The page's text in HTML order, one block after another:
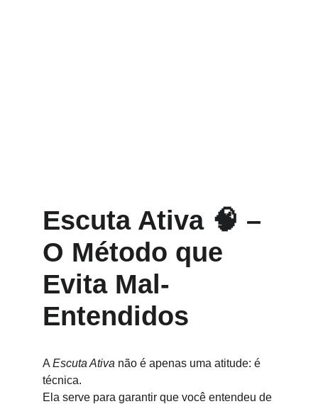
Escuta Ativa 🧠 –
O Método que
Evita Mal-
Entendidos
A Escuta Ativa não é apenas uma atitude: é
técnica.
Ela serve para garantir que você entendeu de